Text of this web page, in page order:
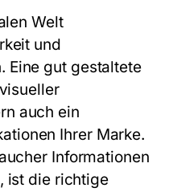
Welt
und
Eine gut gestaltete
auch ein
Ihrer Marke.
Informationen
ist die richtige